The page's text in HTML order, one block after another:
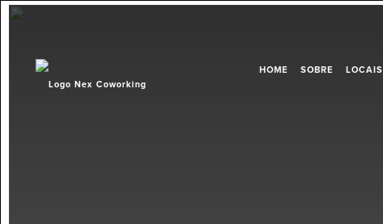
HOME SOBRE LOCAIS